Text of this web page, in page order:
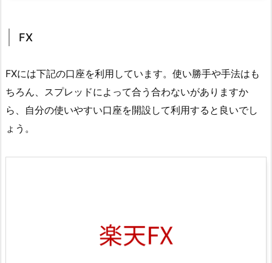
FX
FXには下記の口座を利用しています。使い勝手や手法はも
ちろん、スプレッドによって合う合わないがありますか
ら、自分の使いやすい口座を開設して利用すると良いでし
ょう。